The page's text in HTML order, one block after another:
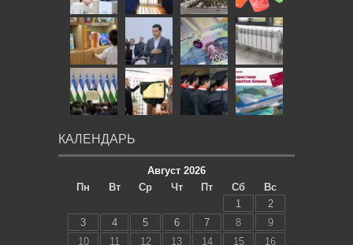
КАЛЕНДАРЬ
Август 2026
Пн
Вт Ср Чт Пт Сб
Вс
1
2
3
4 5 6 7 8
9
10
11 12 13 14 15
16